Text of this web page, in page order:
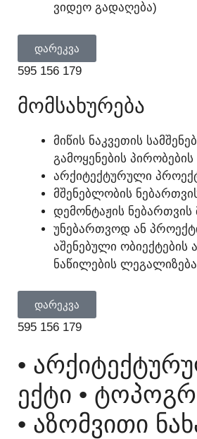
ᲕᲘᲓᲔᲝ ᲒᲐᲓᲐᲦᲔᲑᲐ)
ᲓᲐᲠᲔᲙᲕᲐ
595 156 179
ᲛᲝᲛᲡᲐᲮᲣᲠᲔᲑᲐ
ᲛᲘᲬᲘᲡ ᲜᲐᲙᲕᲔᲗᲘᲡ
ᲒᲐᲛᲝᲧᲔᲜᲔᲑᲘᲡ
ᲐᲠᲥᲘᲢᲔᲥᲢᲣᲠᲣᲚᲘ
ᲛᲨᲔᲜᲔᲑᲚᲝᲑᲘᲡ
ᲓᲔᲛᲝᲜᲢᲐᲟᲘᲡ ᲜᲔᲑᲐᲠᲗᲕᲘᲡ
ᲣᲜᲔᲑᲐᲠᲗᲕᲝᲓ ᲐᲜ
ᲐᲨᲔᲜᲔᲑᲣᲚᲘ ᲝᲑᲘᲔᲥᲢᲔᲑᲘᲡ
ᲜᲐᲬᲘᲚᲔᲑᲘᲡ ᲚᲔᲒᲐᲚᲘᲖᲔᲑᲐ
ᲓᲐᲠᲔᲙᲕᲐ
595 156 179
•
ᲔᲥᲢᲘ •
• ᲐᲖᲝᲛᲕᲘᲗᲘ